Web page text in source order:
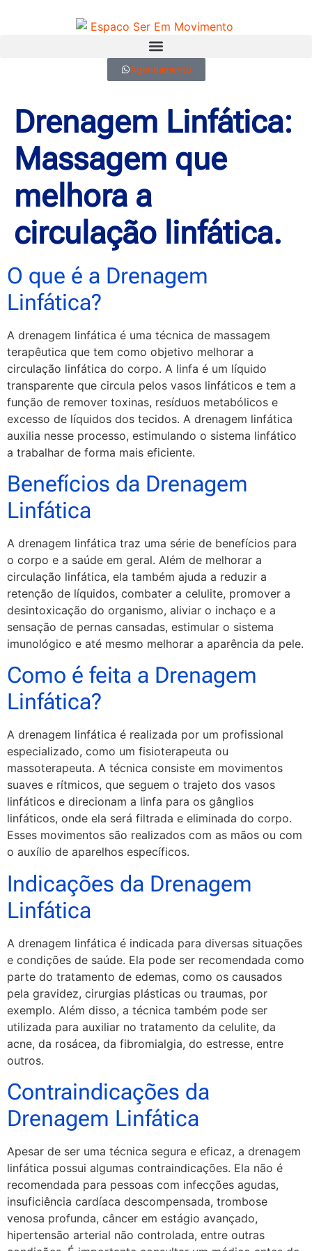
Agendamento
Drenagem Linfática:
Massagem que
melhora a
circulação linfática.
O que é a Drenagem
Linfática?
A drenagem linfática é uma técnica de massagem
terapêutica que tem como objetivo melhorar a
circulação linfática do corpo. A linfa é um líquido
transparente que circula pelos vasos linfáticos e tem a
função de remover toxinas, resíduos metabólicos e
excesso de líquidos dos tecidos. A drenagem linfática
auxilia nesse processo, estimulando o sistema linfático
a trabalhar de forma mais eficiente.
Benefícios da Drenagem
Linfática
A drenagem linfática traz uma série de benefícios para
o corpo e a saúde em geral. Além de melhorar a
circulação linfática, ela também ajuda a reduzir a
retenção de líquidos, combater a celulite, promover a
desintoxicação do organismo, aliviar o inchaço e a
sensação de pernas cansadas, estimular o sistema
imunológico e até mesmo melhorar a aparência da pele.
Como é feita a Drenagem
Linfática?
A drenagem linfática é realizada por um profissional
especializado, como um fisioterapeuta ou
massoterapeuta. A técnica consiste em movimentos
suaves e rítmicos, que seguem o trajeto dos vasos
linfáticos e direcionam a linfa para os gânglios
linfáticos, onde ela será filtrada e eliminada do corpo.
Esses movimentos são realizados com as mãos ou com
o auxílio de aparelhos específicos.
Indicações da Drenagem
Linfática
A drenagem linfática é indicada para diversas situações
e condições de saúde. Ela pode ser recomendada como
parte do tratamento de edemas, como os causados
pela gravidez, cirurgias plásticas ou traumas, por
exemplo. Além disso, a técnica também pode ser
utilizada para auxiliar no tratamento da celulite, da
acne, da rosácea, da fibromialgia, do estresse, entre
outros.
Contraindicações da
Drenagem Linfática
Apesar de ser uma técnica segura e eficaz, a drenagem
linfática possui algumas contraindicações. Ela não é
recomendada para pessoas com infecções agudas,
insuficiência cardíaca descompensada, trombose
venosa profunda, câncer em estágio avançado,
hipertensão arterial não controlada, entre outras